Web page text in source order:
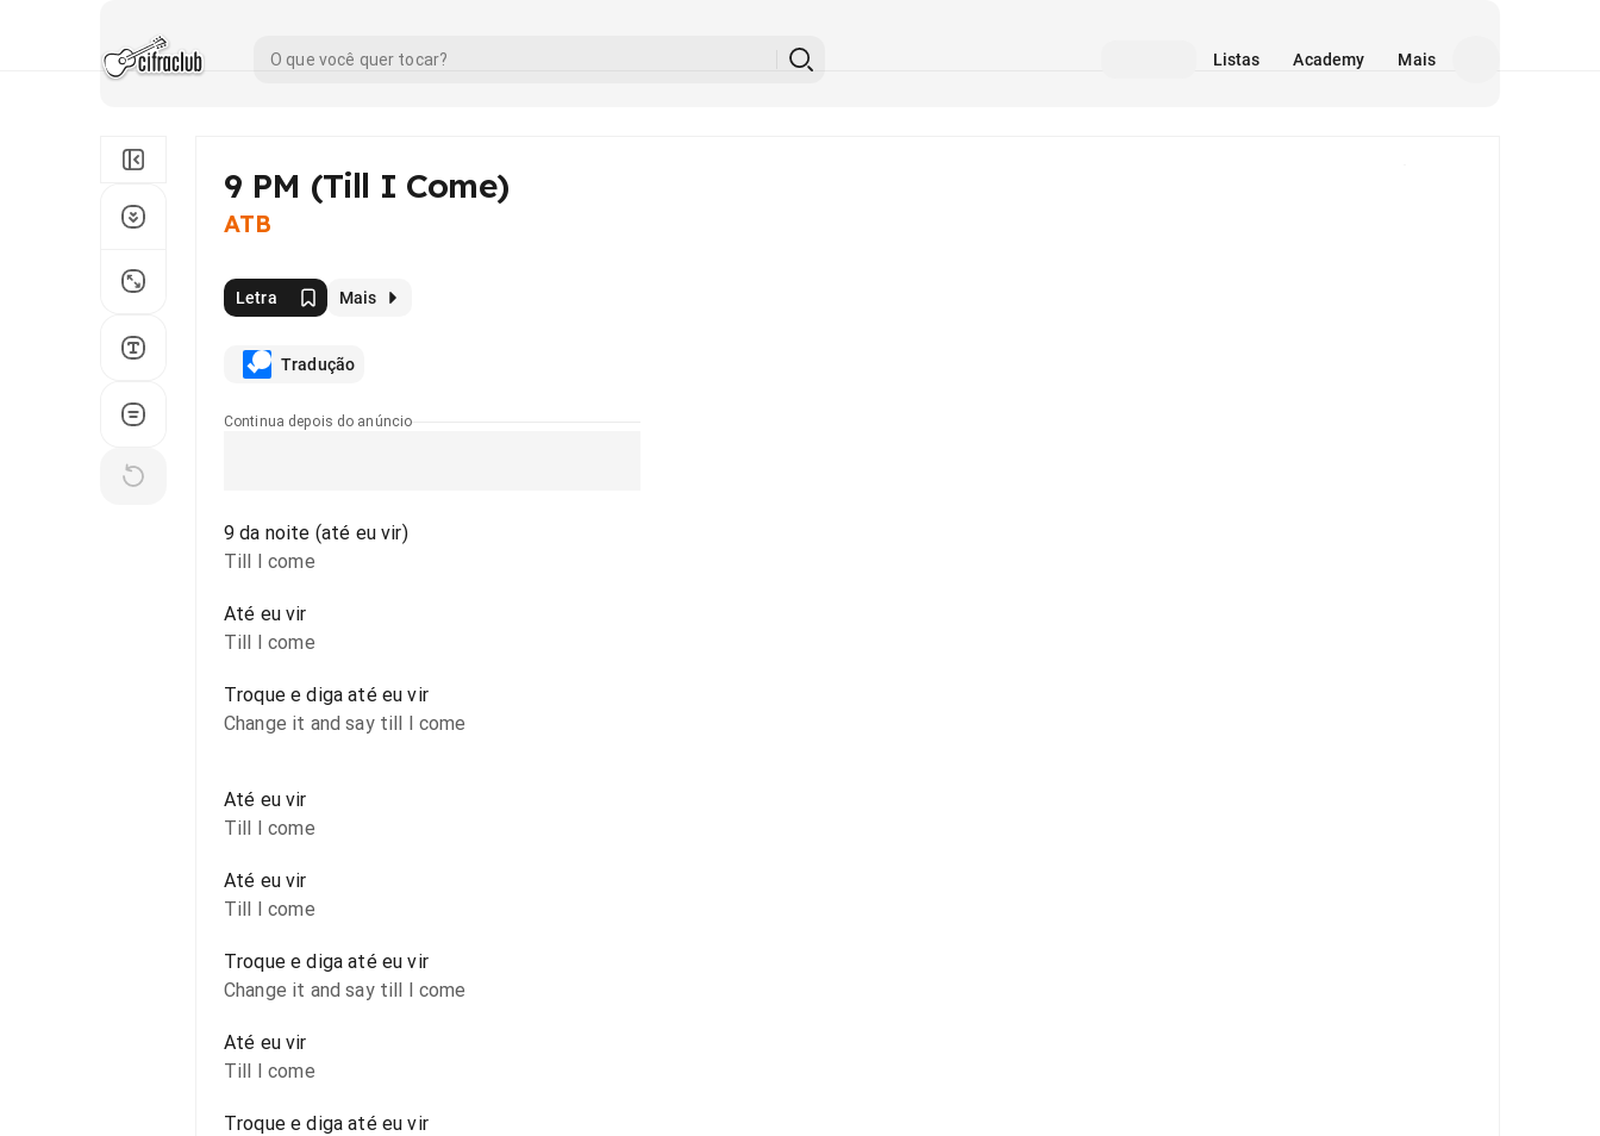
Listas Academy Mais
9 PM (Till I Come)
ATB
Letra Mais
Tradução
Continua depois do anúncio
9 da noite (até eu vir)
Till I come
Até eu vir
Till I come
Troque e diga até eu vir
Change it and say till I come
Até eu vir
Till I come
Até eu vir
Till I come
Troque e diga até eu vir
Change it and say till I come
Até eu vir
Till I come
Troque e diga até eu vir